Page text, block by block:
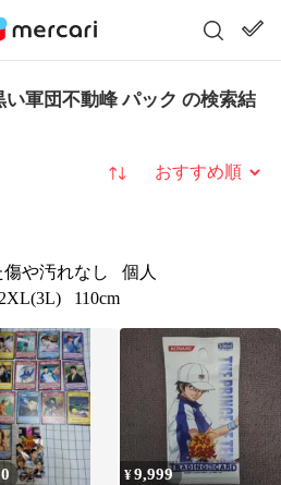
軍団不動峰 パック の検索結
並び替え
傷や汚れなし
個人
2XL(3L) 110cm
¥9,999